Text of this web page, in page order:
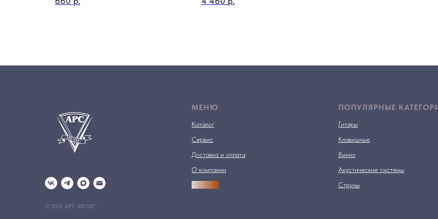
© 2026 АРС MUSIC
МЕНЮ
Каталог
Сервис
Доставка и оплата
О компании
ПОПУЛЯРНЫЕ
Гитары
Клавишные
Винил
Акустические системы
Струны